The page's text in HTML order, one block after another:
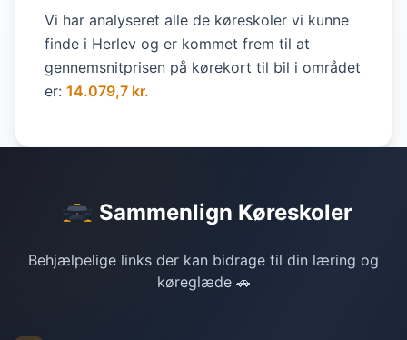
Vi har analyseret alle de køreskoler vi kunne
finde i Herlev og er kommet frem til at
gennemsnitprisen på kørekort til bil i området
er: 14.079,7 kr.
Sammenlign Køreskoler
Behjælpelige links der kan bidrage til din læring og
køreglæde 🚗